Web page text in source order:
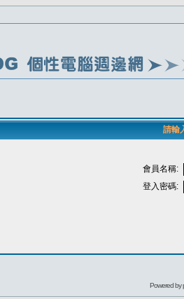
請輸
會員名稱:
登入密碼:
Powered by